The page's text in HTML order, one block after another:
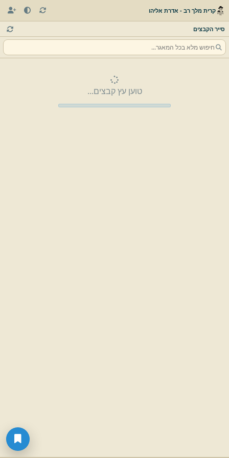
קרית מלך רב - אדרת אליהו
סייר הקבצים
טוען עץ קבצים...